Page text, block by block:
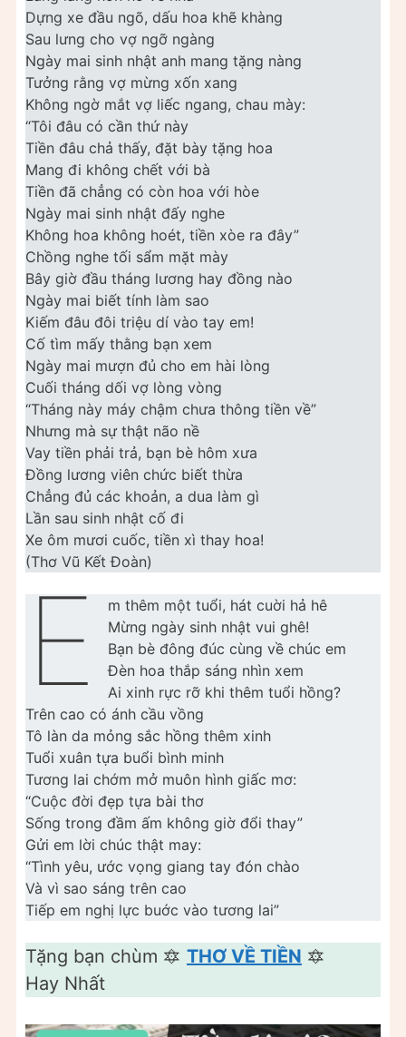
Dựng xe đầu ngõ, dấu hoa khẽ khàng
Sau lưng cho vợ ngỡ ngàng
Ngày mai sinh nhật anh mang tặng nàng
Tưởng rằng vợ mừng xốn xang
Không ngờ mắt vợ liếc ngang, chau mày:
“Tôi đâu có cần thứ này
Tiền đâu chả thấy, đặt bày tặng hoa
Mang đi không chết với bà
Tiền đã chẳng có còn hoa với hòe
Ngày mai sinh nhật đấy nghe
Không hoa không hoét, tiền xòe ra đây”
Chồng nghe tối sẩm mặt mày
Bây giờ đầu tháng lương hay đồng nào
Ngày mai biết tính làm sao
Kiếm đâu đôi triệu dí vào tay em!
Cố tìm mấy thằng bạn xem
Ngày mai mượn đủ cho em hài lòng
Cuối tháng dối vợ lòng vòng
“Tháng này máy chậm chưa thông tiền về”
Nhưng mà sự thật não nề
Vay tiền phải trả, bạn bè hôm xưa
Đồng lương viên chức biết thừa
Chẳng đủ các khoản, a dua làm gì
Lần sau sinh nhật cố đi
Xe ôm mươi cuốc, tiền xì thay hoa!
(Thơ Vũ Kết Đoàn)
E
m thêm một tuổi, hát cuời hả hê
Mừng ngày sinh nhật vui ghê!
Bạn bè đông đúc cùng về chúc em
Đèn hoa thắp sáng nhìn xem
Ai xinh rực rỡ khi thêm tuổi hồng?
Trên cao có ánh cầu vồng
Tô làn da mỏng sắc hồng thêm xinh
Tuổi xuân tựa buổi bình minh
Tương lai chớm mở muôn hình giấc mơ:
“Cuộc đời đẹp tựa bài thơ
Sống trong đầm ấm không giờ đổi thay”
Gửi em lời chúc thật may:
“Tình yêu, ước vọng giang tay đón chào
Và vì sao sáng trên cao
Tiếp em nghị lực buớc vào tương lai”
Tặng bạn chùm 🔯 THƠ VỀ TIỀN 🔯
Hay Nhất